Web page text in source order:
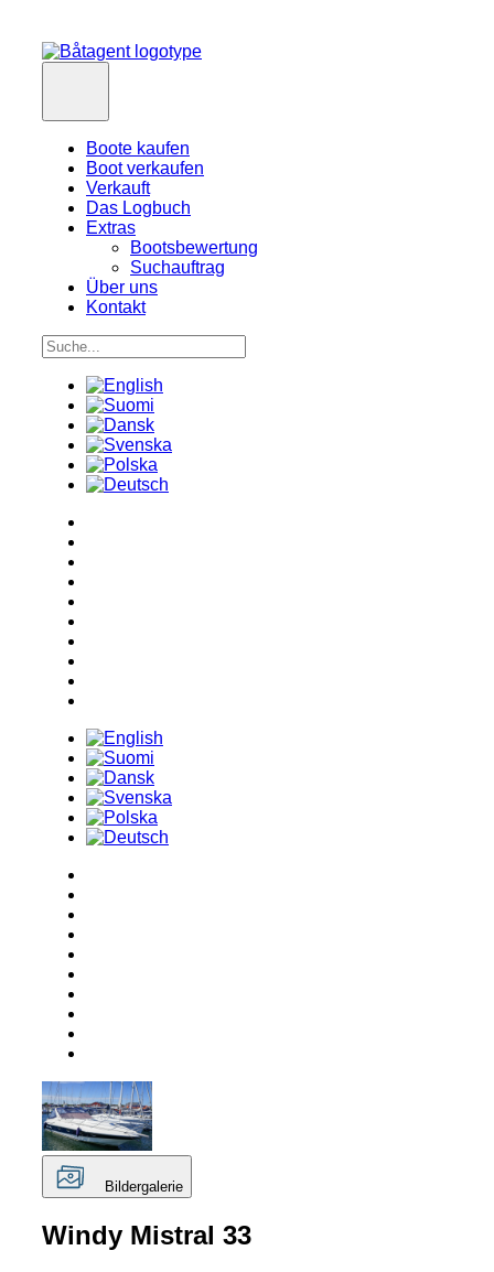
Boote kaufen
Boot verkaufen
Verkauft
Das Logbuch
Extras
Bootsbewertung
Suchauftrag
Über uns
Kontakt
Bildergalerie
Windy Mistral 33